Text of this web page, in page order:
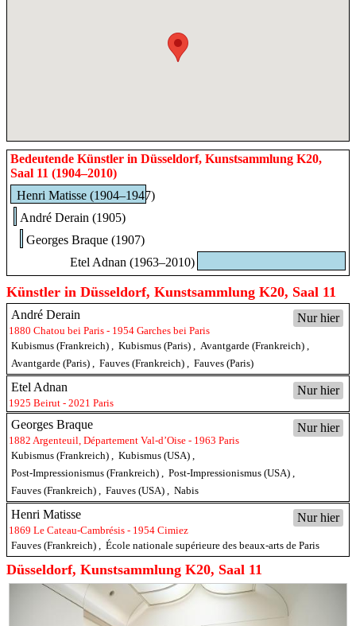
Bedeutende Künstler in Düsseldorf, Kunstsammlung K20,
Saal 11 (1904–2010)
Henri Matisse (1904–1947)
André Derain (1905)
Georges Braque (1907)
Etel Adnan (1963–2010)
Künstler in Düsseldorf, Kunstsammlung K20, Saal 11
Nur hier
André Derain
1880 Chatou bei Paris - 1954 Garches bei Paris
Kubismus (Frankreich) , Kubismus (Paris) , Avantgarde (Frankreich) ,
Avantgarde (Paris) , Fauves (Frankreich) , Fauves (Paris)
Nur hier
Etel Adnan
1925 Beirut - 2021 Paris
Nur hier
Georges Braque
1882 Argenteuil, Département Val-d’Oise - 1963 Paris
Kubismus (Frankreich) , Kubismus (USA) ,
Post-Impressionismus (Frankreich) , Post-Impressionismus (USA) ,
Fauves (Frankreich) , Fauves (USA) , Nabis
Nur hier
Henri Matisse
1869 Le Cateau-Cambrésis - 1954 Cimiez
Fauves (Frankreich) , École nationale supérieure des beaux-arts de Paris
Düsseldorf, Kunstsammlung K20, Saal 11